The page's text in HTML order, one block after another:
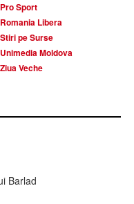
Pro Sport
Romania Libera
Stiri pe Surse
Unimedia Moldova
Ziua Veche
Barlad